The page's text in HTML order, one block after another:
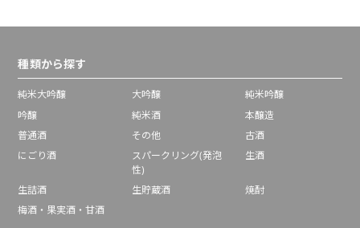
種類から探す
純米大吟醸 大吟醸
純米吟醸
吟醸
純米酒
本醸造
普通酒
その他
古酒
にごり酒
スパークリング(発泡
性)
生酒
生詰酒 生貯蔵酒
焼酎
梅酒・果実酒・甘酒